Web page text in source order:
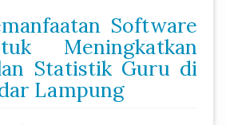
Software
Meningkatkan
Statistik Guru di
Lampung